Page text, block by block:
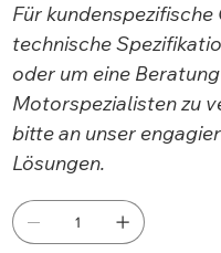
Für
technische
oder um eine
Motorspezialisten zu
bitte an unser
Lösungen.